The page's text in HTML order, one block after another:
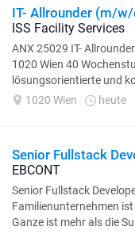
IT- Allrounder (m/
ISS Facility Services
ANX 25029 IT-
1020 Wien 40
lösungsorientierte und
1020 Wien
heute
Senior Fullstack
EBCONT
Senior Fullstack
Familienunternehmen
Ganze ist mehr als die